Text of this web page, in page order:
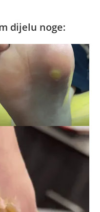
dijelu noge: